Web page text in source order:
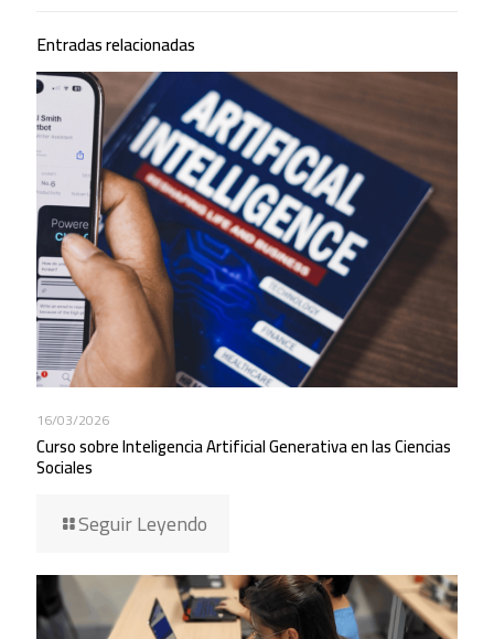
Entradas relacionadas
16/03/2026
Curso sobre Inteligencia Artificial Generativa en las Ciencias
Sociales
Seguir Leyendo